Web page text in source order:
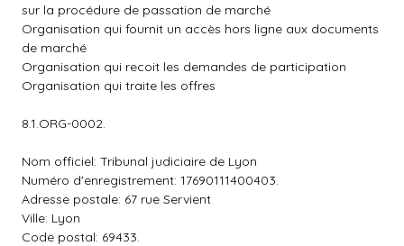
sur la procédure de passation de marché
Organisation qui fournit un accès hors ligne aux documents
de marché
Organisation qui recoit les demandes de participation
Organisation qui traite les offres
8.1.ORG-0002.
Nom officiel: Tribunal judiciaire de Lyon
Numéro d'enregistrement: 17690111400403.
Adresse postale: 67 rue Servient
Ville: Lyon
Code postal: 69433.